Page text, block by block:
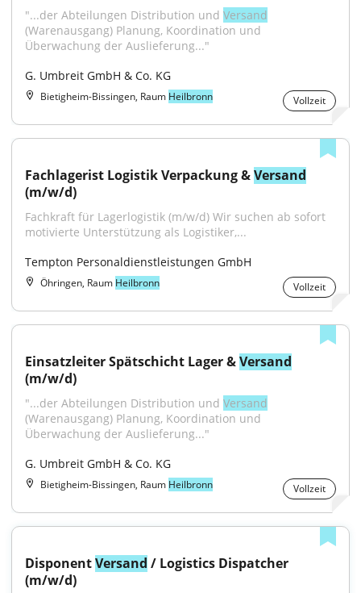
"...der Abteilungen Distribution und Versand
(Warenausgang) Planung, Koordination und
Überwachung der Auslieferung..."
G. Umbreit GmbH & Co. KG
Bietigheim-Bissingen, Raum Heilbronn Vollzeit
Fachlagerist Logistik Verpackung & Versand
(m/w/d)
Fachkraft für Lagerlogistik (m/w/d) Wir suchen ab sofort
motivierte Unterstützung als Logistiker,...
Tempton Personaldienstleistungen GmbH
Öhringen, Raum Heilbronn Vollzeit
Einsatzleiter Spätschicht Lager & Versand
(m/w/d)
"...der Abteilungen Distribution und Versand
(Warenausgang) Planung, Koordination und
Überwachung der Auslieferung..."
G. Umbreit GmbH & Co. KG
Bietigheim-Bissingen, Raum Heilbronn Vollzeit
Disponent Versand / Logistics Dispatcher
(m/w/d)